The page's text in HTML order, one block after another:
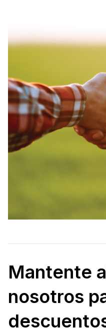
Mantente
nosotros